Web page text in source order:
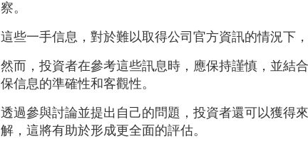
察。
這些一手信息，對於難以取得公司官方資訊的情況下
然而，投資者在參考這些訊息時，應保持謹慎，並結
保信息的準確性和客觀性。
透過參與討論並提出自己的問題，投資者還可以獲得
解，這將有助於形成更全面的評估。